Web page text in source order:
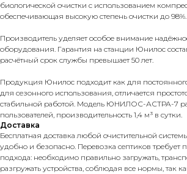
биологической очистки с использованием
обеспечивающая высокую степень очистки до 98%.
Производитель уделяет особое внимание
оборудования. Гарантия на станции Юнилос
расчётный срок службы превышает 50 лет.
Продукция Юнилос подходит как для
для сезонного использования, отличается
стабильной работой. Модель ЮНИЛОС-АСТРА-7
пользователей, производительность 1,4 м³ в сутки.
Доставка
Бесплатная доставка любой очистительной
удобно и безопасно. Перевозка септиков требует
подхода: необходимо правильно загружать,
разгружать устройства, соблюдая все нормы, так